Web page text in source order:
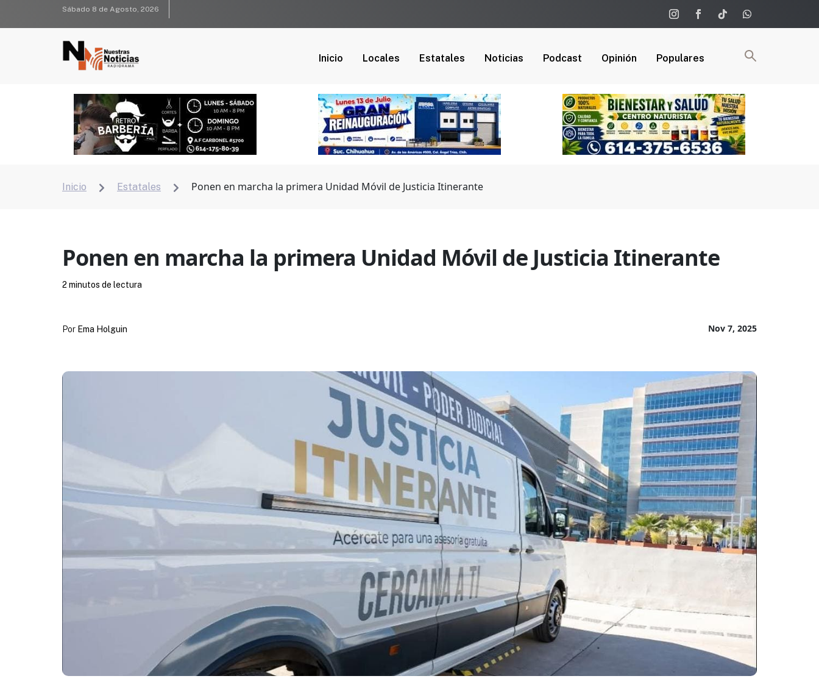
Sábado 8 de Agosto, 2026
Inicio Locales Estatales Noticias Podcast Opinión Populares
Inicio  Estatales  Ponen en marcha la primera Unidad Móvil de Justicia Itinerante
Ponen en marcha la primera Unidad Móvil de Justicia Itinerante
Nov 7, 2025
Por Ema Holguin
2 minutos de lectura